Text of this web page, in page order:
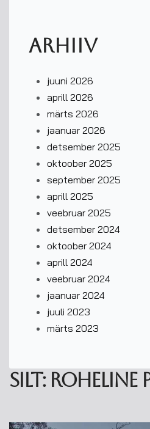
Arhiiv
juuni 2026
aprill 2026
märts 2026
jaanuar 2026
detsember 2025
oktoober 2025
september 2025
aprill 2025
veebruar 2025
detsember 2024
oktoober 2024
aprill 2024
veebruar 2024
jaanuar 2024
juuli 2023
märts 2023
Silt: roheline